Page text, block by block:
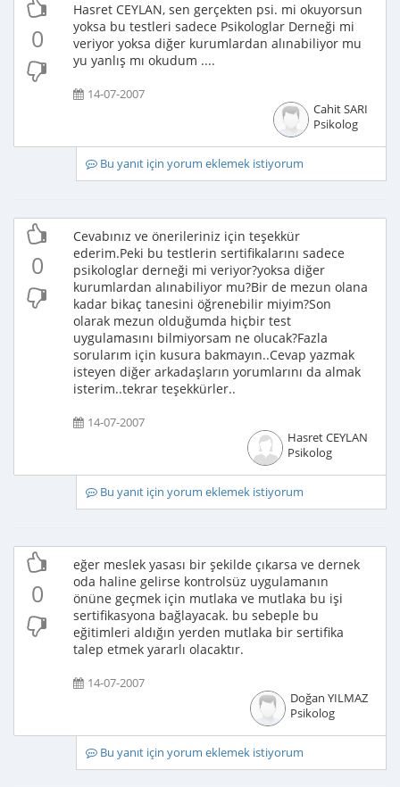
0
Hasret CEYLAN, sen gerçekten psi. mi okuyorsun
yoksa bu testleri sadece Psikologlar Derneği mi
veriyor yoksa diğer kurumlardan alınabiliyor mu
yu yanlış mı okudum ....
14-07-2007
Cahit SARI
Psikolog
Bu yanıt için yorum eklemek istiyorum
0
Cevabınız ve önerileriniz için teşekkür
ederim.Peki bu testlerin sertifikalarını sadece
psikologlar derneği mi veriyor?yoksa diğer
kurumlardan alınabiliyor mu?Bir de mezun olana
kadar bikaç tanesini öğrenebilir miyim?Son
olarak mezun olduğumda hiçbir test
uygulamasını bilmiyorsam ne olucak?Fazla
sorularım için kusura bakmayın..Cevap yazmak
isteyen diğer arkadaşların yorumlarını da almak
isterim..tekrar teşekkürler..
14-07-2007
Hasret CEYLAN
Psikolog
Bu yanıt için yorum eklemek istiyorum
0
eğer meslek yasası bir şekilde çıkarsa ve dernek
oda haline gelirse kontrolsüz uygulamanın
önüne geçmek için mutlaka ve mutlaka bu işi
sertifikasyona bağlayacak. bu sebeple bu
eğitimleri aldığın yerden mutlaka bir sertifika
talep etmek yararlı olacaktır.
14-07-2007
Doğan YILMAZ
Psikolog
Bu yanıt için yorum eklemek istiyorum